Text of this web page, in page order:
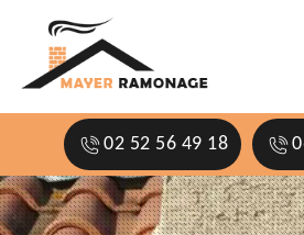
02 52 56 49 18